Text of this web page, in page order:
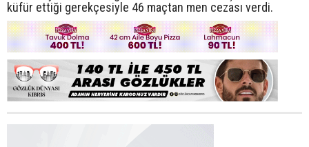
küfür ettiği gerekçesiyle 46 maçtan men cezası verdi.